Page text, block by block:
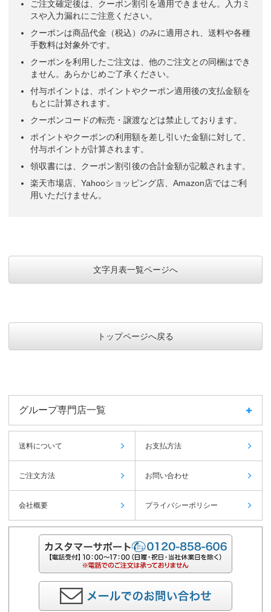
ご注文確定後は、クーポン割引を適用できません。入力ミ
スや入力漏れにご注意ください。
クーポンは商品代金（税込）のみに適用され、送料や各種
手数料は対象外です。
クーポンを利用したご注文は、他のご注文との同梱はでき
ません。あらかじめご了承ください。
付与ポイントは、ポイントやクーポン適用後の支払金額を
もとに計算されます。
クーポンコードの転売・譲渡などは禁止しております。
ポイントやクーポンの利用額を差し引いた金額に対して、
付与ポイントが計算されます。
領収書には、クーポン割引後の合計金額が記載されます。
楽天市場店、Yahooショッピング店、Amazon店ではご利
用いただけません。
文字月表一覧ページへ
トップページへ戻る
グループ専門店一覧
送料について お支払方法
ご注文方法 お問い合わせ
会社概要 プライバシーポリシー